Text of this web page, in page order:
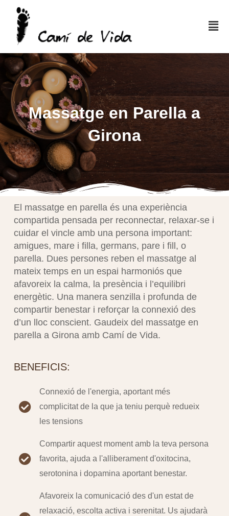
Massatge en Parella a
Girona
El massatge en parella és una experiència
compartida pensada per reconnectar, relaxar-se i
cuidar el vincle amb una persona important:
amigues, mare i filla, germans, pare i fill, o
parella. Dues persones reben el massatge al
mateix temps en un espai harmoniós que
afavoreix la calma, la presència i l’equilibri
energètic. Una manera senzilla i profunda de
compartir benestar i reforçar la connexió des
d’un lloc conscient. Gaudeix del massatge en
parella a Girona amb Camí de Vida.
BENEFICIS:
Connexió de l'energia, aportant més
complicitat de la que ja teniu perquè redueix
les tensions
Compartir aquest moment amb la teva persona
favorita, ajuda a l'alliberament d'oxitocina,
serotonina i dopamina aportant benestar.
Afavoreix la comunicació des d'un estat de
relaxació, escolta activa i serenitat. Us ajudarà